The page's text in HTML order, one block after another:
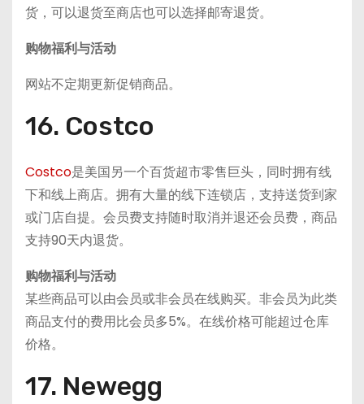
货，可以退货至商店也可以选择邮寄退货。
购物福利与活动
网站不定期更新促销商品。
16. Costco
Costco是美国另一个百货超市零售巨头，同时拥有线
下和线上商店。拥有大量的线下连锁店，支持送货到家
或门店自提。会员费支持随时取消并退还会员费，商品
支持90天内退货。
购物福利与活动
某些商品可以由会员或非会员在线购买。非会员为此类
商品支付的费用比会员多5%。在线价格可能超过仓库
价格。
17. Newegg